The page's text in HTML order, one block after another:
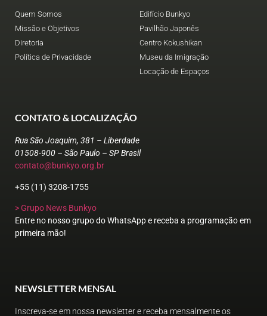
Quem Somos
Missão e Objetivos
Diretoria
Política de Privacidade
Edifício Bunkyo
Pavilhão Japonês
Centro Kokushikan
Museu da Imigração
Locação de Espaços
CONTATO & LOCALIZAÇÃO
Rua São Joaquim, 381 – Liberdade
01508-900 – São Paulo – SP Brasil
contato@bunkyo.org.br
+55 (11) 3208-1755
> Grupo News Bunkyo
Entre no nosso grupo do WhatsApp e receba a programação em
primeira mão!
NEWSLETTER MENSAL
Inscreva-se em nossa newsletter e receba mensalmente os